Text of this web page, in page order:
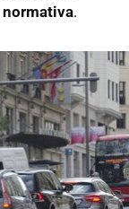
normativa.